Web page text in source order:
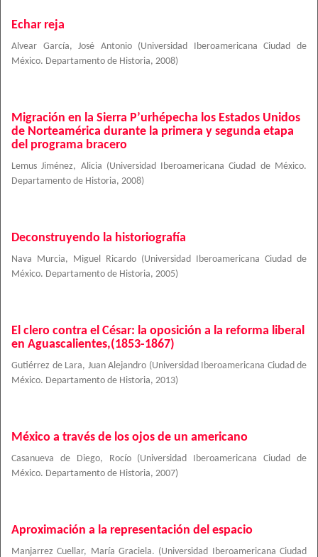
Echar reja
Alvear García, José Antonio (Universidad Iberoamericana Ciudad de
México. Departamento de Historia, 2008)
Migración en la Sierra P’urhépecha los Estados Unidos
de Norteamérica durante la primera y segunda etapa
del programa bracero
Lemus Jiménez, Alicia (Universidad Iberoamericana Ciudad de México.
Departamento de Historia, 2008)
Deconstruyendo la historiografía
Nava Murcia, Miguel Ricardo (Universidad Iberoamericana Ciudad de
México. Departamento de Historia, 2005)
El clero contra el César: la oposición a la reforma liberal
en Aguascalientes,(1853-1867)
Gutiérrez de Lara, Juan Alejandro (Universidad Iberoamericana Ciudad de
México. Departamento de Historia, 2013)
México a través de los ojos de un americano
Casanueva de Diego, Rocío (Universidad Iberoamericana Ciudad de
México. Departamento de Historia, 2007)
Aproximación a la representación del espacio
Manjarrez Cuellar, María Graciela. (Universidad Iberoamericana Ciudad